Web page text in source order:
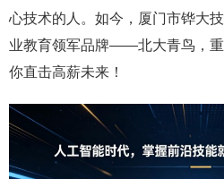
心技术的人。如今，厦门市铧大
业教育领军品牌——北大青鸟，
你直击高薪未来！